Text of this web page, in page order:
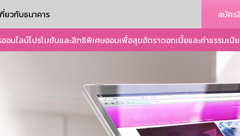
ยวกับธนาคาร สมัคร
อนไลน์โปรโมชันและสิทธิพิเศษออมเพื่อสุขอัตราดอกเบี้ยและค่าธรรมเนี